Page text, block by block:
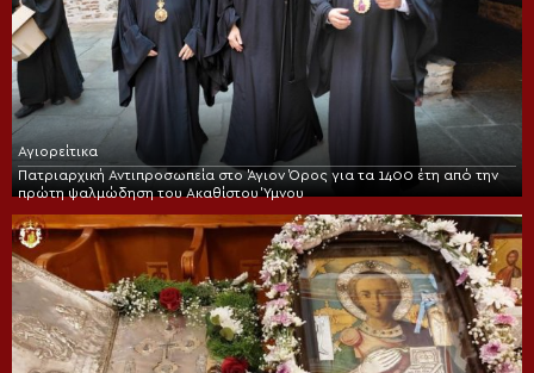
Αγιορείτικα
Πατριαρχική Αντιπροσωπεία στο Άγιον Όρος για τα 1400 έτη από την
πρώτη ψαλμώδηση του Ακαθίστου Ύμνου